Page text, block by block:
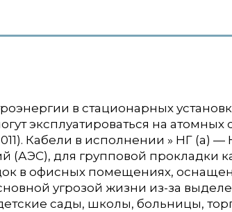
в стационарных
эксплуатироваться на
Кабели в исполнении » НГ (a)
(АЭС), для групповой прокладки
в офисных помещениях,
угрозой жизни из-за
сады, школы, больницы,